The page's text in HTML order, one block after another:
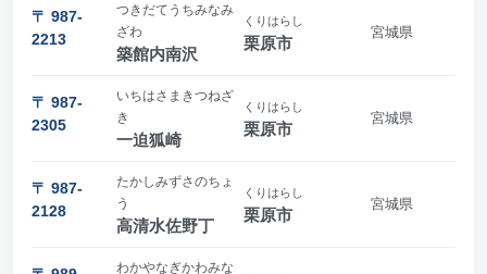
〒 987-
2213
つきだてうちみなみ
ざわ
築館内南沢
くりはらし
栗原市
宮城県
〒 987-
2305
いちはさまきつねざ
き
一迫狐崎
くりはらし
栗原市
宮城県
〒 987-
2128
たかしみずさのちょ
う
高清水佐野丁
くりはらし
栗原市
宮城県
わかやなぎかわみな